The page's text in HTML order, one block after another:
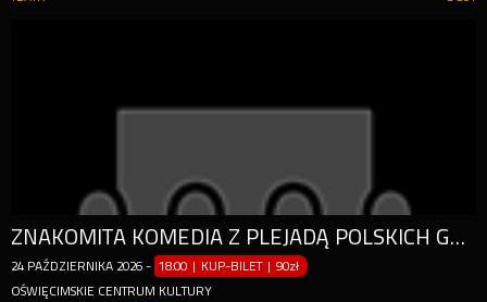
ZNAKOMITA KOMEDIA Z PLEJADĄ POLSKICH GWIAZD
24 PAŹDZIERNIKA 2026 - 18:00 | KUP-BILET |90zł
OŚWIĘCIMSKIE CENTRUM KULTURY